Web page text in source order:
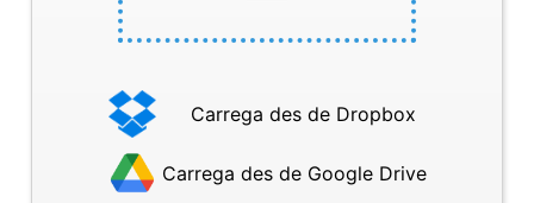
Carrega des de Dropbox
Carrega des de Google Drive